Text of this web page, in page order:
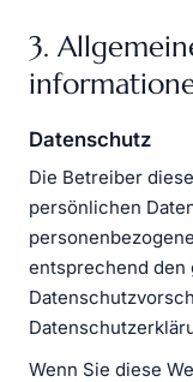
3.
Datenschutz
Die Betreiber
persönlichen
entsprechend den
Wenn Sie diese